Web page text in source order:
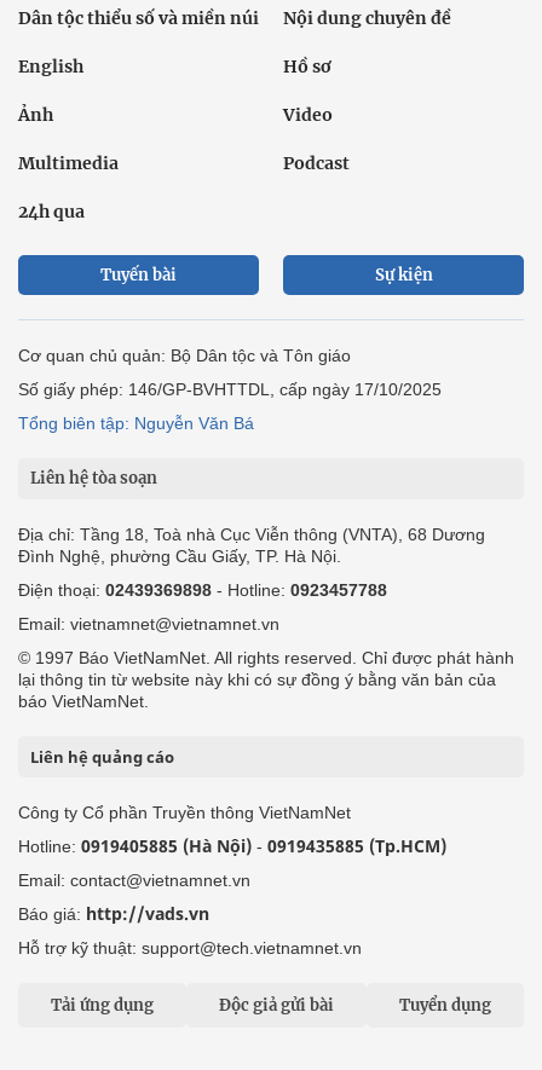
Dân tộc thiểu số và miền núi Nội dung chuyên đề
English Hồ sơ
Ảnh Video
Multimedia Podcast
24h qua
Tuyến bài Sự kiện
Cơ quan chủ quản: Bộ Dân tộc và Tôn giáo
Số giấy phép: 146/GP-BVHTTDL, cấp ngày 17/10/2025
Tổng biên tập: Nguyễn Văn Bá
Liên hệ tòa soạn
Địa chỉ: Tầng 18, Toà nhà Cục Viễn thông (VNTA), 68 Dương
Đình Nghệ, phường Cầu Giấy, TP. Hà Nội.
Điện thoại: 02439369898 - Hotline: 0923457788
Email: vietnamnet@vietnamnet.vn
© 1997 Báo VietNamNet. All rights reserved. Chỉ được phát hành
lại thông tin từ website này khi có sự đồng ý bằng văn bản của
báo VietNamNet.
Liên hệ quảng cáo
Công ty Cổ phần Truyền thông VietNamNet
Hotline: 0919405885 (Hà Nội) - 0919435885 (Tp.HCM)
Email: contact@vietnamnet.vn
Báo giá: http://vads.vn
Hỗ trợ kỹ thuật: support@tech.vietnamnet.vn
Tải ứng dụng Độc giả gửi bài Tuyển dụng